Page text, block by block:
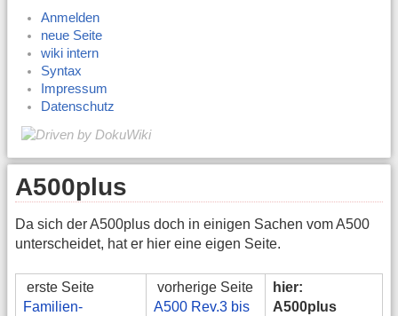
Anmelden
neue Seite
wiki intern
Syntax
Impressum
Datenschutz
A500plus
Da sich der A500plus doch in einigen Sachen vom A500
unterscheidet, hat er hier eine eigen Seite.
erste Seite
Familien-
vorherige Seite
A500 Rev.3 bis
hier:
A500plus